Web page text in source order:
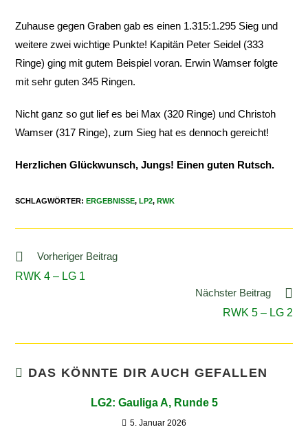
Zuhause gegen Graben gab es einen 1.315:1.295 Sieg und
weitere zwei wichtige Punkte! Kapitän Peter Seidel (333
Ringe) ging mit gutem Beispiel voran. Erwin Wamser folgte
mit sehr guten 345 Ringen.
Nicht ganz so gut lief es bei Max (320 Ringe) und Christoh
Wamser (317 Ringe), zum Sieg hat es dennoch gereicht!
Herzlichen Glückwunsch, Jungs! Einen guten Rutsch.
SCHLAGWÖRTER:ERGEBNISSE, LP2, RWK
Vorheriger Beitrag
RWK 4 – LG 1
Nächster Beitrag
RWK 5 – LG 2
DAS KÖNNTE DIR AUCH GEFALLEN
LG2: Gauliga A, Runde 5
5. Januar 2026